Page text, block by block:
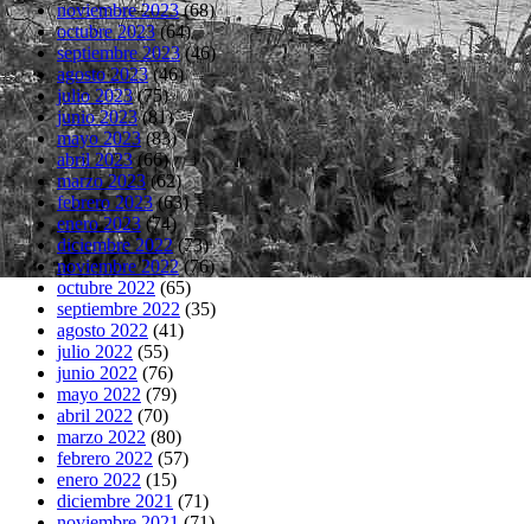
noviembre 2023(68)
octubre 2023(64)
septiembre 2023(46)
agosto 2023(46)
julio 2023(75)
junio 2023(81)
mayo 2023(83)
abril 2023(66)
marzo 2023(62)
febrero 2023(63)
enero 2023(74)
diciembre 2022(73)
noviembre 2022(76)
octubre 2022 (65)
septiembre 2022 (35)
agosto 2022 (41)
julio 2022 (55)
junio 2022 (76)
mayo 2022 (79)
abril 2022 (70)
marzo 2022 (80)
febrero 2022 (57)
enero 2022 (15)
diciembre 2021 (71)